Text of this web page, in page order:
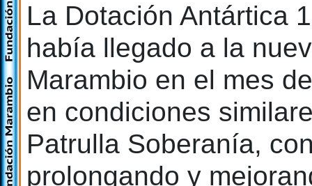
La Dotación Antártica
había llegado a la
Marambio en el mes
en condiciones
Patrulla Soberanía,
prolongando y